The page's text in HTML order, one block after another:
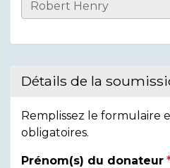
Informations
l'individu
Détails de la
Remplissez le formulaire
obligatoires.
Prénom(s) du donateur